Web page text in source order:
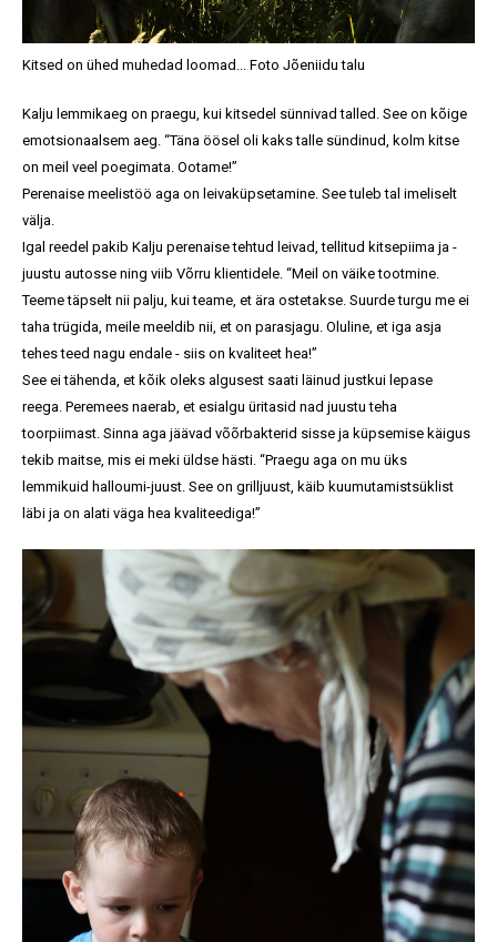
Kitsed on ühed muhedad loomad... Foto Jõeniidu talu
Kalju lemmikaeg on praegu, kui kitsedel sünnivad talled. See on kõige
emotsionaalsem aeg. “Täna öösel oli kaks talle sündinud, kolm kitse
on meil veel poegimata. Ootame!”
Perenaise meelistöö aga on leivaküpsetamine. See tuleb tal imeliselt
välja.
Igal reedel pakib Kalju perenaise tehtud leivad, tellitud kitsepiima ja -
juustu autosse ning viib Võrru klientidele. “Meil on väike tootmine.
Teeme täpselt nii palju, kui teame, et ära ostetakse. Suurde turgu me ei
taha trügida, meile meeldib nii, et on parasjagu. Oluline, et iga asja
tehes teed nagu endale - siis on kvaliteet hea!”
See ei tähenda, et kõik oleks algusest saati läinud justkui lepase
reega. Peremees naerab, et esialgu üritasid nad juustu teha
toorpiimast. Sinna aga jäävad võõrbakterid sisse ja küpsemise käigus
tekib maitse, mis ei meki üldse hästi. “Praegu aga on mu üks
lemmikuid halloumi-juust. See on grilljuust, käib kuumutamistsüklist
läbi ja on alati väga hea kvaliteediga!”